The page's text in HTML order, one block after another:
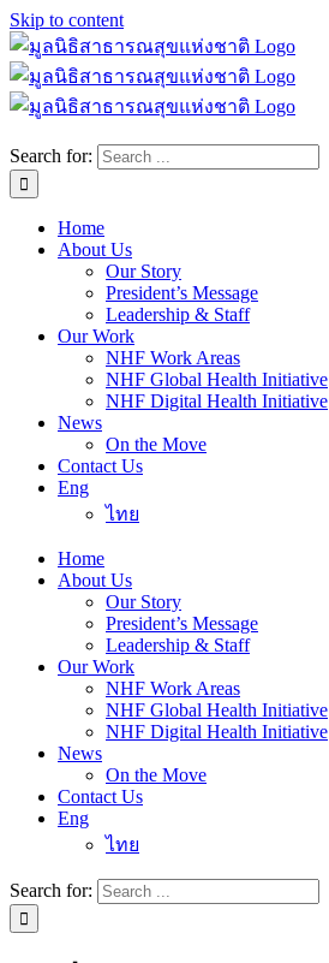
Skip to content
Search for:
Home
About Us
Our Story
President’s Message
Leadership & Staff
Our Work
NHF Work Areas
NHF Global Health Initiative
NHF Digital Health Initiative
News
On the Move
Contact Us
Eng
ไทย
Home
About Us
Our Story
President’s Message
Leadership & Staff
Our Work
NHF Work Areas
NHF Global Health Initiative
NHF Digital Health Initiative
News
On the Move
Contact Us
Eng
ไทย
Search for: